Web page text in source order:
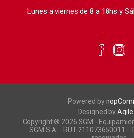
Lunes a viernes de 8 a 18hs y
Powered by
Designed by
Copyright ® 2026 SGM -
SGM S.A. - RUT 211073650011 -